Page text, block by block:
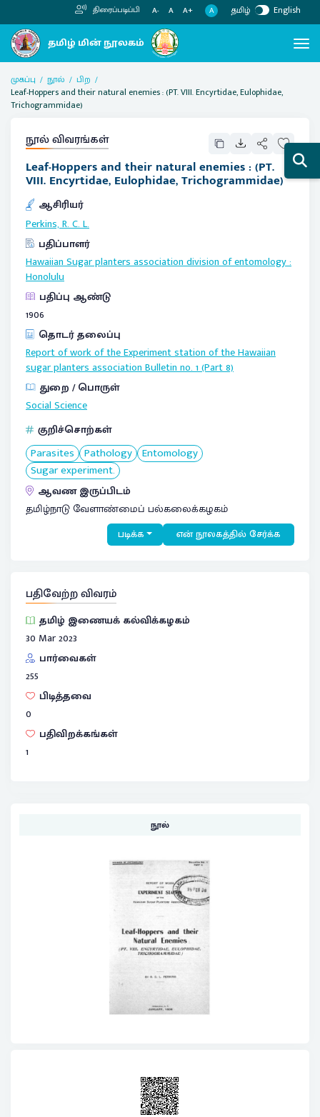
திரைப்படிப்பி A- A A+ A தமிழ் English
முகப்பு நூல்
பிற
Leaf-Hoppers and their natural enemies : (PT. VIII. Encyrtidae, Eulophidae,
Trichogrammidae)
நூல் விவரங்கள்
Leaf-Hoppers and their natural enemies : (PT.
VIII. Encyrtidae, Eulophidae, Trichogrammidae)
ஆசிரியர்
Perkins, R. C. L.
பதிப்பாளர்
Hawaiian Sugar planters association division of entomology:
Honolulu
பதிப்பு ஆண்டு
1906
தொடர் தலைப்பு
Report of work of the Experiment station of the Hawaiian
sugar planters association Bulletin no. 1 (Part 8)
துறை / பொருள்
Social Science
குறிச்சொற்கள்
Parasites Pathology Entomology
Sugar experiment.
ஆவண இருப்பிடம்
தமிழ்நாடு வேளாண்மைப் பல்கலைக்கழகம்
படிக்க என் நூலகத்தில் சேர்க்க
பதிவேற்ற விவரம்
தமிழ் இணையக் கல்விக்கழகம்
30 Mar 2023
பார்வைகள்
255
பிடித்தவை
0
பதிவிறக்கங்கள்
1
நூல்